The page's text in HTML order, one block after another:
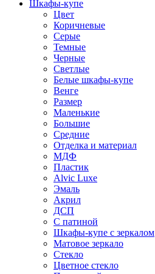
Шкафы-купе
Цвет
Коричневые
Серые
Темные
Черные
Светлые
Белые шкафы-купе
Венге
Размер
Маленькие
Большие
Средние
Отделка и материал
МДФ
Пластик
Alvic Luxe
Эмаль
Акрил
ДСП
С патиной
Шкафы-купе с зеркалом
Матовое зеркало
Стекло
Цветное стекло